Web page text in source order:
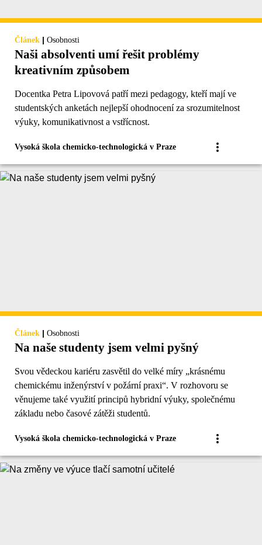
Článek | Osobnosti
Naši absolventi umí řešit problémy
kreativním způsobem
Docentka Petra Lipovová patří mezi pedagogy, kteří mají ve
studentských anketách nejlepší ohodnocení za srozumitelnost
výuky, komunikativnost a vstřícnost.
Vysoká škola chemicko-technologická v Praze
Článek | Osobnosti
Na naše studenty jsem velmi pyšný
Svou vědeckou kariéru zasvětil do velké míry „krásnému
chemickému inženýrství v požární praxi“. V rozhovoru se
věnujeme také využití principů hybridní výuky, společnému
základu nebo časové zátěži studentů.
Vysoká škola chemicko-technologická v Praze